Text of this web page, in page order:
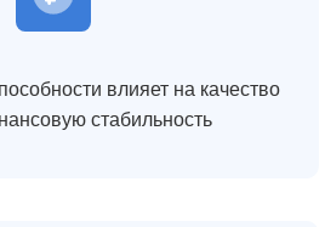
влияет на качество
стабильность